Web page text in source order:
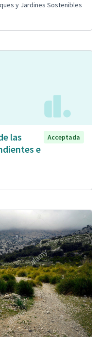
y Jardines Sostenibles
las
e
Acceptada